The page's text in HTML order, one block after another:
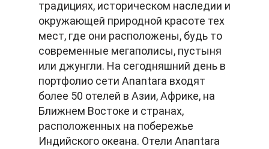
традициях, историческом наследии и
окружающей природной красоте тех
мест, где они расположены, будь то
современные мегаполисы, пустыня
или джунгли. На сегодняшний день в
портфолио сети Anantara входят
более 50 отелей в Азии, Африке, на
Ближнем Востоке и странах,
расположенных на побережье
Индийского океана. Отели Anantara